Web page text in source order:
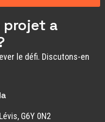
projet a
le défi. Discutons-en
G6Y 0N2